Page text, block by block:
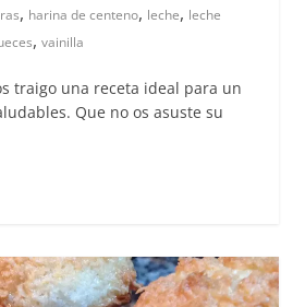
, harina de centeno, leche, leche
,vainilla
traigo una receta ideal para un
Que no os asuste su